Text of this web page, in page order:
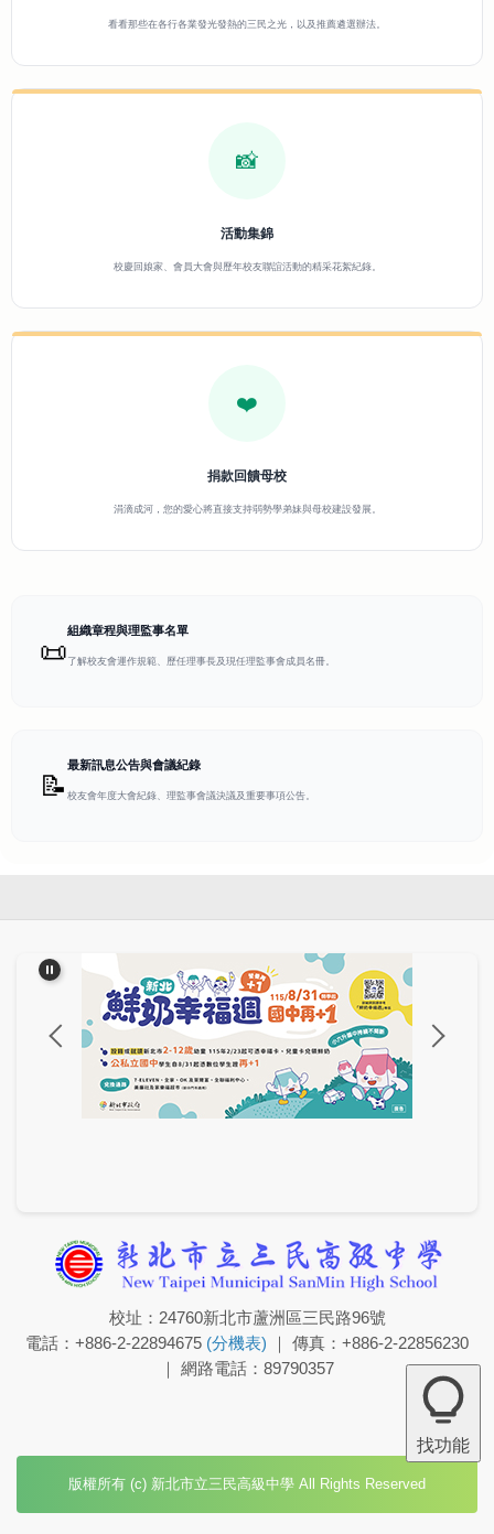
找功能
看看那些在各行各業發光發熱的三民之光，以及推薦遴選辦法。
📸
活動集錦
校慶回娘家、會員大會與歷年校友聯誼活動的精采花絮紀錄。
❤️
捐款回饋母校
涓滴成河，您的愛心將直接支持弱勢學弟妹與母校建設發展。
📜
組織章程與理監事名單
了解校友會運作規範、歷任理事長及現任理監事會成員名冊。
📝
最新訊息公告與會議紀錄
校友會年度大會紀錄、理監事會議決議及重要事項公告。
校址：24760新北市蘆洲區三民路96號
電話：+886-2-22894675 (分機表) ｜ 傳真：+886-2-22856230
｜ 網路電話：89790357
版權所有 (c) 新北市立三民高級中學 All Rights Reserved